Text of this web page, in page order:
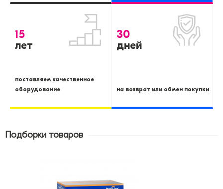
15
лет
поставляем качественное
оборудование
30
дней
на возврат или обмен покупки
Подборки товаров